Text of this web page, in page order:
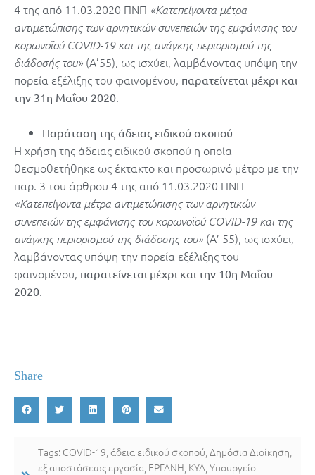
4 της από 11.03.2020 ΠΝΠ «Κατεπείγοντα μέτρα
αντιμετώπισης των αρνητικών συνεπειών της εμφάνισης του
κορωνοϊού COVID-19 και της ανάγκης περιορισμού της
διάδοσής του» (Α’55), ως ισχύει, λαμβάνοντας υπόψη την
πορεία εξέλιξης του φαινομένου, παρατείνεται μέχρι και
την 31η Μαΐου 2020.
Παράταση της άδειας ειδικού σκοπού
Η χρήση της άδειας ειδικού σκοπού η οποία
θεσμοθετήθηκε ως έκτακτο και προσωρινό μέτρο με την
παρ. 3 του άρθρου 4 της από 11.03.2020 ΠΝΠ
«Κατεπείγοντα μέτρα αντιμετώπισης των αρνητικών
συνεπειών της εμφάνισης του κορωνοϊού COVID-19 και της
ανάγκης περιορισμού της διάδοσης του» (Α’ 55), ως ισχύει,
λαμβάνοντας υπόψη την πορεία εξέλιξης του
φαινομένου, παρατείνεται μέχρι και την 10η Μαΐου
2020.
Share
Tags: COVID-19 άδεια ειδικού σκοπού Δημόσια Διοίκηση
εξ αποστάσεως εργασία ΕΡΓΑΝΗ ΚΥΑ Υπουργείο